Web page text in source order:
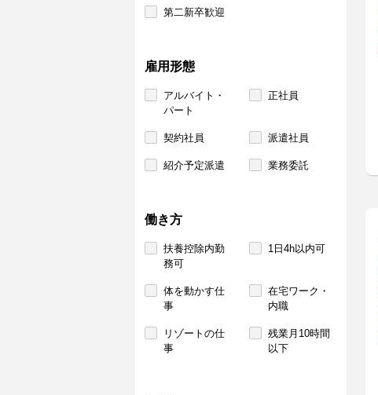
第二新卒歓迎
雇用形態
アルバイト・
パート
正社員
契約社員 派遣社員
紹介予定派遣 業務委託
働き方
扶養控除内勤
務可
1日4h以内可
体を動かす仕
事
在宅ワーク・
内職
リゾートの仕
事
残業月10時間
以下